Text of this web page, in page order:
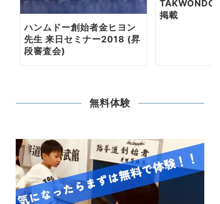
ハンムドー創始者金ヒヨン
先生 来日セミナー2018 (昇
段審査会)
掲載
無料体験